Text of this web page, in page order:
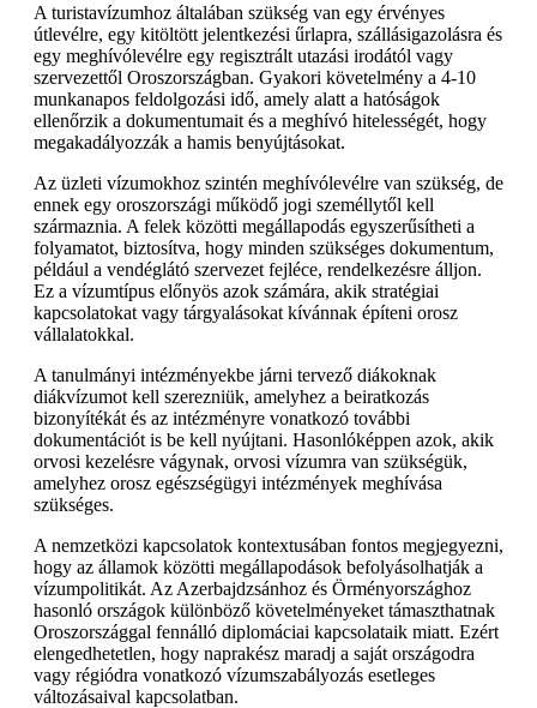
A turistavízumhoz általában szükség van egy érvényes
útlevélre, egy kitöltött jelentkezési űrlapra, szállásigazolásra és
egy meghívólevélre egy regisztrált utazási irodától vagy
szervezettől Oroszországban. Gyakori követelmény a 4-10
munkanapos feldolgozási idő, amely alatt a hatóságok
ellenőrzik a dokumentumait és a meghívó hitelességét, hogy
megakadályozzák a hamis benyújtásokat.
Az üzleti vízumokhoz szintén meghívólevélre van szükség, de
ennek egy oroszországi működő jogi személlytől kell
származnia. A felek közötti megállapodás egyszerűsítheti a
folyamatot, biztosítva, hogy minden szükséges dokumentum,
például a vendéglátó szervezet fejléce, rendelkezésre álljon.
Ez a vízumtípus előnyös azok számára, akik stratégiai
kapcsolatokat vagy tárgyalásokat kívánnak építeni orosz
vállalatokkal.
A tanulmányi intézményekbe járni tervező diákoknak
diákvízumot kell szerezniük, amelyhez a beiratkozás
bizonyítékát és az intézményre vonatkozó további
dokumentációt is be kell nyújtani. Hasonlóképpen azok, akik
orvosi kezelésre vágynak, orvosi vízumra van szükségük,
amelyhez orosz egészségügyi intézmények meghívása
szükséges.
A nemzetközi kapcsolatok kontextusában fontos megjegyezni,
hogy az államok közötti megállapodások befolyásolhatják a
vízumpolitikát. Az Azerbajdzsánhoz és Örményországhoz
hasonló országok különböző követelményeket támaszthatnak
Oroszországgal fennálló diplomáciai kapcsolataik miatt. Ezért
elengedhetetlen, hogy naprakész maradj a saját országodra
vagy régiódra vonatkozó vízumszabályozás esetleges
változásaival kapcsolatban.